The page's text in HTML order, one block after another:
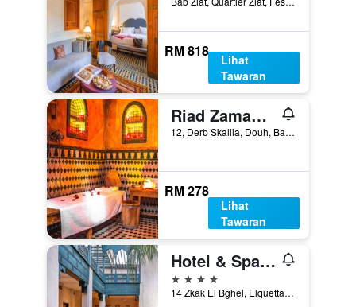
RM 818
Lihat
Tawaran
Riad Zamane Fès - Boutique & Spa
12, Derb Skallia, Douh, Batha, Fez, Morocco
RM 278
Lihat
Tawaran
Hotel & Spa Dar Bensouda
4 bintang
14 Zkak El Bghel, Elquettanine, Fez, Morocco